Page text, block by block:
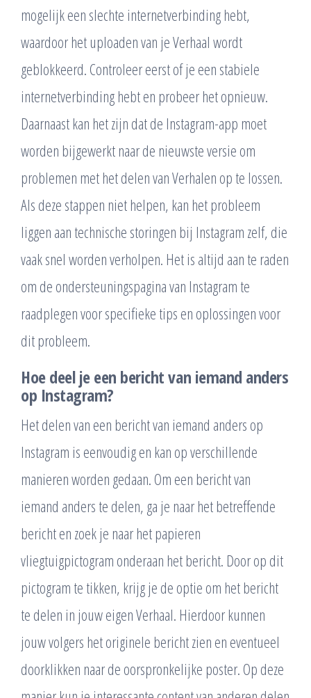
mogelijk een slechte internetverbinding hebt,
waardoor het uploaden van je Verhaal wordt
geblokkeerd. Controleer eerst of je een stabiele
internetverbinding hebt en probeer het opnieuw.
Daarnaast kan het zijn dat de Instagram-app moet
worden bijgewerkt naar de nieuwste versie om
problemen met het delen van Verhalen op te lossen.
Als deze stappen niet helpen, kan het probleem
liggen aan technische storingen bij Instagram zelf, die
vaak snel worden verholpen. Het is altijd aan te raden
om de ondersteuningspagina van Instagram te
raadplegen voor specifieke tips en oplossingen voor
dit probleem.
Hoe deel je een bericht van iemand anders
op Instagram?
Het delen van een bericht van iemand anders op
Instagram is eenvoudig en kan op verschillende
manieren worden gedaan. Om een bericht van
iemand anders te delen, ga je naar het betreffende
bericht en zoek je naar het papieren
vliegtuigpictogram onderaan het bericht. Door op dit
pictogram te tikken, krijg je de optie om het bericht
te delen in jouw eigen Verhaal. Hierdoor kunnen
jouw volgers het originele bericht zien en eventueel
doorklikken naar de oorspronkelijke poster. Op deze